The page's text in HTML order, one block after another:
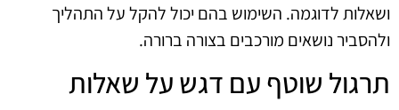
ושאלות לדוגמה. השימוש בהם יכול להקל על התהליך
ולהסביר נושאים מורכבים בצורה ברורה.
תרגול שוטף עם דגש על שאלות